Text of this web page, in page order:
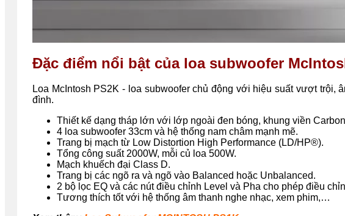
Đặc điểm nổi bật của loa subwoofer
Loa McIntosh PS2K - loa subwoofer chủ động với hiệu suất vượt trội,
đình.
Thiết kế dạng tháp lớn với lớp ngoài đen bóng, khung viền
4 loa subwoofer 33cm và hệ thống nam châm mạnh mẽ.
Trang bị mạch từ Low Distortion High Performance (LD/HP®).
Tổng công suất 2000W, mỗi củ loa 500W.
Mạch khuếch đại Class D.
Trang bị các ngõ ra và ngõ vào Balanced hoặc Unbalanced.
2 bộ lọc EQ và các nút điều chỉnh Level và Pha cho phép điều
Tương thích tốt với hệ thống âm thanh nghe nhạc, xem phim,…